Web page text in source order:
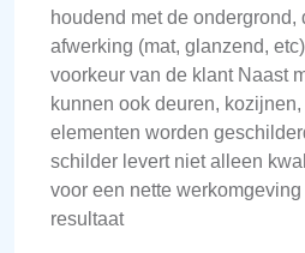
houdend met de ondergrond,
afwerking (mat, glanzend,
voorkeur van de klant Naast
kunnen ook deuren,
elementen worden
schilder levert niet alleen
voor een nette
resultaat